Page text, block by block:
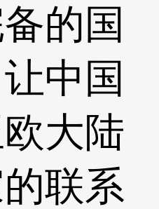
的国
中国
大陆
联系